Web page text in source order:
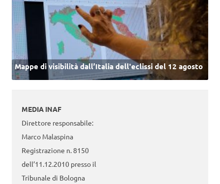
Mappe di visibilità dall’Italia dell'eclissi del 12 agosto
MEDIA INAF
Direttore responsabile:
Marco Malaspina
Registrazione n. 8150
dell’11.12.2010 presso il
Tribunale di Bologna